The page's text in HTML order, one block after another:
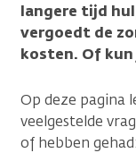
langere tijd
vergoedt de
kosten. Of
Op deze pagina
veelgestelde
of hebben gehad: